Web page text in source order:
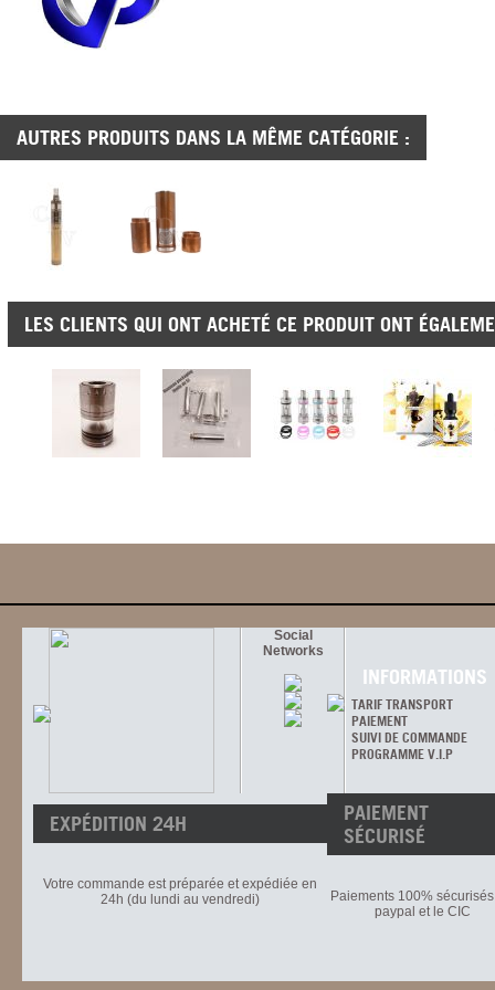
AUTRES PRODUITS DANS LA MÊME CATÉGORIE :
LES CLIENTS QUI ONT ACHETÉ CE PRODUIT ONT
Social
Networks
INFORMATIONS
TARIF TRANSPORT
PAIEMENT
SUIVI DE COMMANDE
PROGRAMME V.I.P
EXPÉDITION 24H
Votre commande est préparée et expédiée en
24h (du lundi au vendredi)
PAIEMENT
SÉCURISÉ
Paiements 100%
paypal et le CIC